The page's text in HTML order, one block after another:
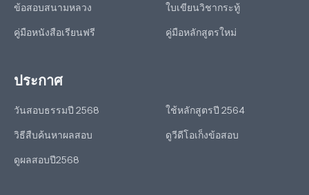
ข้อสอบสนามหลวง
ใบเขียนวิชากระทู้
คู่มือหนังสือเรียนฟรี
คู่มือหลักสูตรใหม่
ประกาศ
วันสอบธรรมปี 2568
ใช้หลักสูตรปี 2564
วิธีสืบค้นหาผลสอบ
ดูวีดีโอเก็งข้อสอบ
ดูผลสอบปี2568